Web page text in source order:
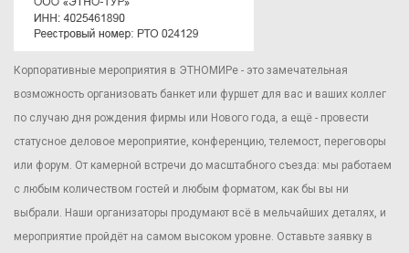
Корпоративные мероприятия в ЭТНОМИРе - это замечательная
возможность организовать банкет или фуршет для вас и ваших коллег
по случаю дня рождения фирмы или Нового года, а ещё - провести
статусное деловое мероприятие, конференцию, телемост, переговоры
или форум. От камерной встречи до масштабного съезда: мы работаем
с любым количеством гостей и любым форматом, как бы вы ни
выбрали. Наши организаторы продумают всё в мельчайших деталях, и
мероприятие пройдёт на самом высоком уровне. Оставьте заявку в